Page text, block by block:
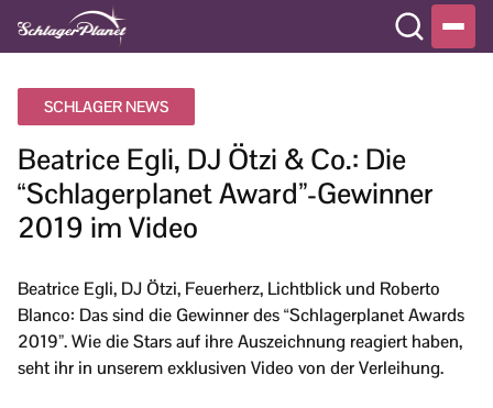
SCHLAGER NEWS
Beatrice Egli, DJ Ötzi & Co.: Die
“Schlagerplanet Award”-Gewinner
2019 im Video
Beatrice Egli, DJ Ötzi, Feuerherz, Lichtblick und Roberto
Blanco: Das sind die Gewinner des “Schlagerplanet Awards
2019”. Wie die Stars auf ihre Auszeichnung reagiert haben,
seht ihr in unserem exklusiven Video von der Verleihung.